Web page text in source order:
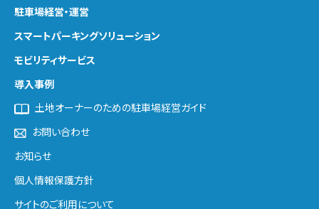
駐車場経営・運営
スマートパーキングソリューション
モビリティサービス
導入事例
土地オーナーのための駐車場経営ガイド
お問い合わせ
お知らせ
個人情報保護方針
サイトのご利用について